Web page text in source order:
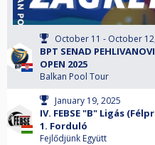
October 11 - October
BPT SENAD
OPEN 2025
Balkan Pool Tour
January 19, 2025
IV. FEBSE "B" Ligás
1. Forduló
Fejlődjünk Együtt